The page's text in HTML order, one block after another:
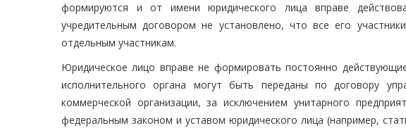
формируются и от имени юридического лица вправе
учредительным договором не установлено, что все его
отдельным участникам.
Юридическое лицо вправе не формировать постоянно
исполнительного органа могут быть переданы по договору
коммерческой организации, за исключением унитарного
федеральным законом и уставом юридического лица (например,